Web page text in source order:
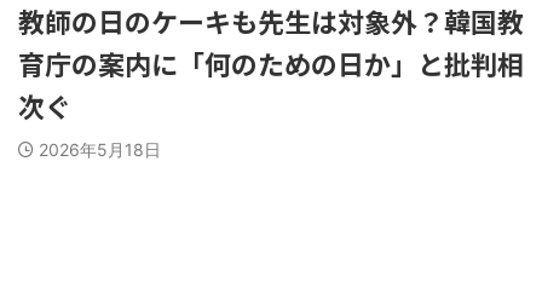
教師の日のケーキも先生は対象外？韓国教
育庁の案内に「何のための日か」と批判相
次ぐ
2026年5月18日